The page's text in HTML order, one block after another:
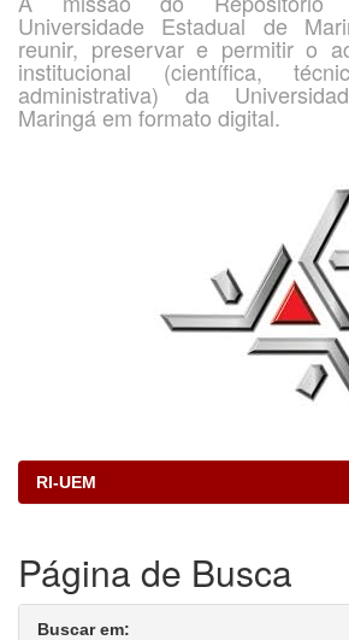
Universidade Estadual de
reunir, preservar e permitir o
institucional (científica,
administrativa) da
Maringá em formato digital.
RI-UEM
Página de Busca
Buscar em: